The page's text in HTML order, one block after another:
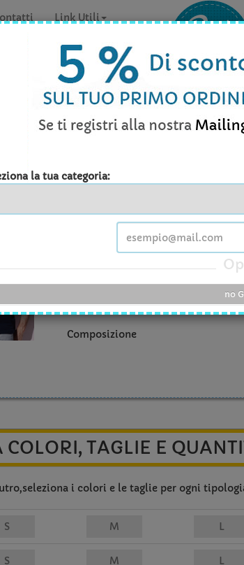
Link Utili
la
Stedman - Polo Harper Hanna
Quantita' minima
Composizione
COLORI, TAGLIE E
i colori e le taglie per ogni
la tua categoria:
no